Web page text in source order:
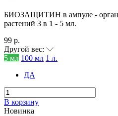
БИОЗАЩИТИН в ампуле -
растений 3 в 1 - 5 мл.
99 р.
Другой вес:
5 мл 100 мл 1 л.
ДА
В корзину
Новинка